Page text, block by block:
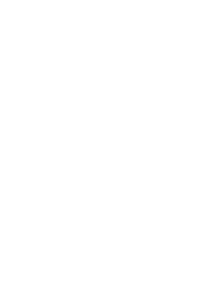
御塔-在网络环境下代指作